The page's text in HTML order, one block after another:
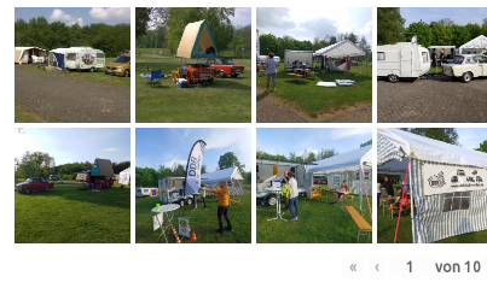
« ‹ von10